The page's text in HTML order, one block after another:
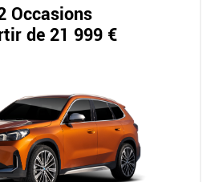
Occasions
de 21 999 €